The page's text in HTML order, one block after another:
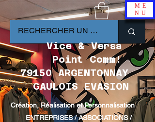
ME
NU
Vice & Versa
Point Comm!
79150 ARGENTONNAY
GAULOIS EVASION
Création, Réalisation et Personnalisation
ENTREPRISES / ASSOCIATIONS /